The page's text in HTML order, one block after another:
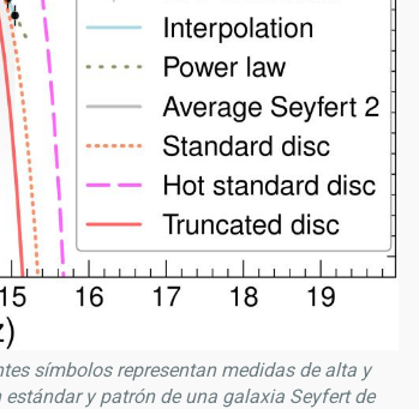
símbolos representan medidas de alta y
y patrón de una galaxia Seyfert de